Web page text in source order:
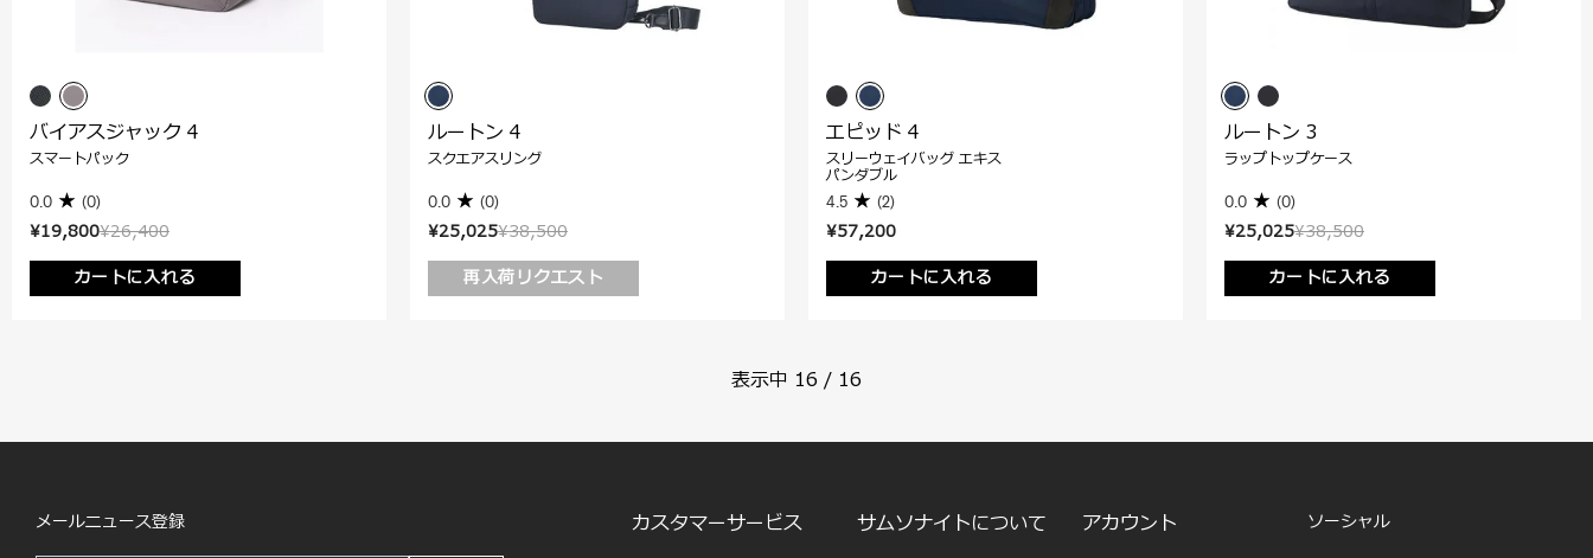
¥26,400
¥19,800
カートに入れる
バイアスジャック 4
スマートパック
0.0 (0)
¥38,500
¥25,025
再入荷リクエスト
ルートン 4
スクエアスリング
0.0 (0)
¥57,200
カートに入れる
エピッド 4
スリーウェイバッグ エキス
パンダブル
4.5 (2)
¥38,500
¥25,025
カートに入れる
ルートン 3
ラップトップケース
0.0 (0)
表示中 16 / 16
メールニュース登録 カスタマーサービス サムソナイトについて アカウント ソーシャル